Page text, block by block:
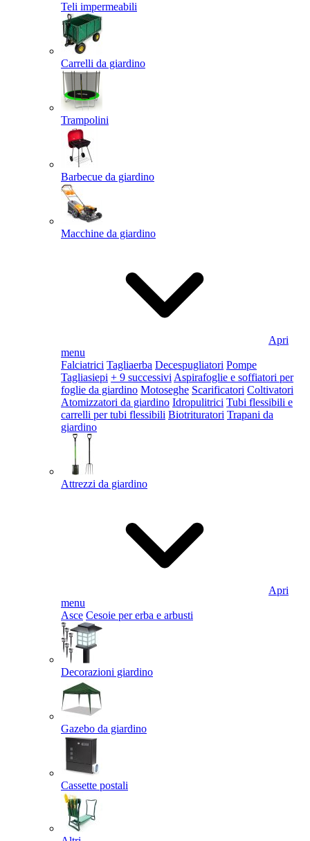
Teli impermeabili
Carrelli da giardino
Trampolini
Barbecue da giardino
Macchine da giardino
Apri
menu
Falciatrici Tagliaerba Decespugliatori Pompe
Tagliasiepi + 9 successivi Aspirafoglie e soffiatori per
foglie da giardino Motoseghe Scarificatori Coltivatori
Atomizzatori da giardino Idropulitrici Tubi flessibili e
carrelli per tubi flessibili Biotrituratori Trapani da
giardino
Attrezzi da giardino
Apri
menu
Asce Cesoie per erba e arbusti
Decorazioni giardino
Gazebo da giardino
Cassette postali